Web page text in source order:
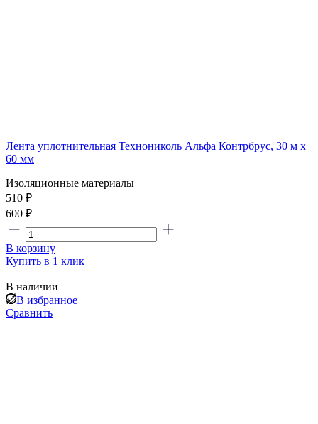
Лента уплотнительная Технониколь Альфа Контрбрус, 30 м х
60 мм
Изоляционные материалы
510 ₽
600 ₽
В корзину
Купить в 1 клик
В наличии
В избранное
Сравнить